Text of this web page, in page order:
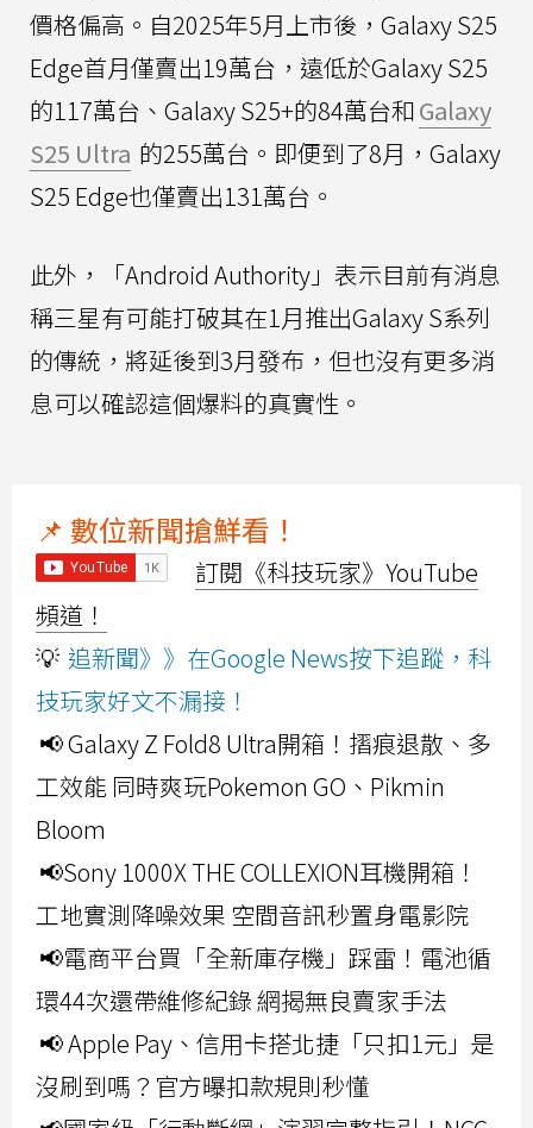
價格偏高。自2025年5月上市後，Galaxy S25
Edge首月僅賣出19萬台，遠低於Galaxy S25
的117萬台、Galaxy S25+的84萬台和Galaxy
S25 Ultra 的255萬台。即便到了8月，Galaxy
S25 Edge也僅賣出131萬台。
此外，「Android Authority」表示目前有消息
稱三星有可能打破其在1月推出Galaxy S系列
的傳統，將延後到3月發布，但也沒有更多消
息可以確認這個爆料的真實性。
📌 數位新聞搶鮮看！
訂閱《科技玩家》YouTube
頻道！
💡 追新聞》》在Google News按下追蹤，科
技玩家好文不漏接！
📢 Galaxy Z Fold8 Ultra開箱！摺痕退散、多
工效能 同時爽玩Pokemon GO、Pikmin
Bloom
📢Sony 1000X THE COLLEXION耳機開箱！
工地實測降噪效果 空間音訊秒置身電影院
📢電商平台買「全新庫存機」踩雷！電池循
環44次還帶維修紀錄 網揭無良賣家手法
📢 Apple Pay、信用卡搭北捷「只扣1元」是
沒刷到嗎？官方曝扣款規則秒懂